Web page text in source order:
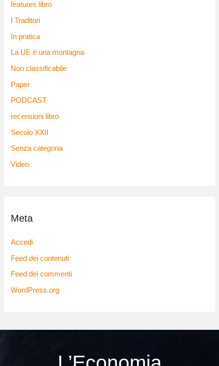
features libro
I Traditori
In pratica
La UE è una montagna
Non classificabile
Paper
PODCAST
recensioni libro
Secolo XXII
Senza categoria
Video
Meta
Accedi
Feed dei contenuti
Feed dei commenti
WordPress.org